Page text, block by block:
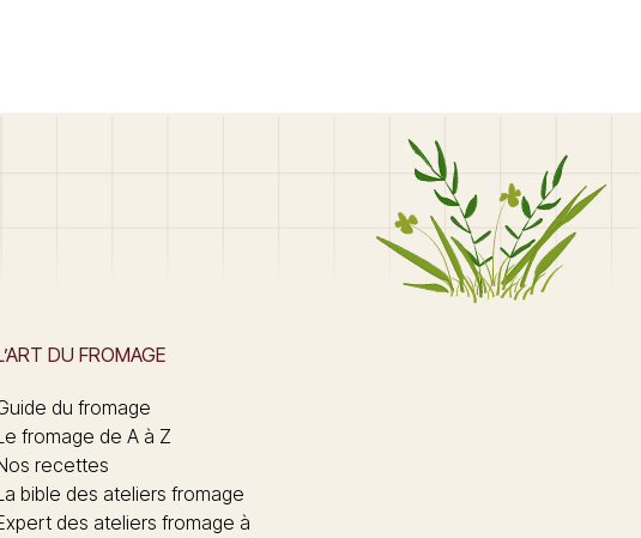
DU FROMAGE
du fromage
fromage de A à Z
recettes
bible des ateliers fromage
des ateliers fromage à